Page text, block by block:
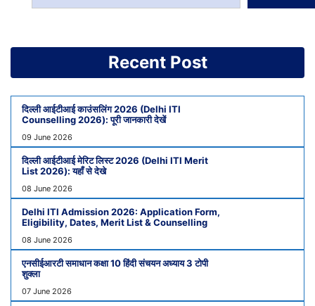
Recent Post
दिल्ली आईटीआई काउंसलिंग 2026 (Delhi ITI
Counselling 2026): पूरी जानकारी देखें
09 June 2026
दिल्ली आईटीआई मेरिट लिस्ट 2026 (Delhi ITI Merit
List 2026): यहाँ से देखे
08 June 2026
Delhi ITI Admission 2026: Application Form,
Eligibility, Dates, Merit List & Counselling
08 June 2026
एनसीईआरटी समाधान कक्षा 10 हिंदी संचयन अध्याय 3 टोपी
शुक्ला
07 June 2026